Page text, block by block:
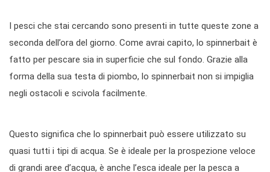
I pesci che stai cercando sono presenti in tutte queste zone a
seconda dell’ora del giorno. Come avrai capito, lo spinnerbait è
fatto per pescare sia in superficie che sul fondo. Grazie alla
forma della sua testa di piombo, lo spinnerbait non si impiglia
negli ostacoli e scivola facilmente.
Questo significa che lo spinnerbait può essere utilizzato su
quasi tutti i tipi di acqua. Se è ideale per la prospezione veloce
di grandi aree d’acqua, è anche l’esca ideale per la pesca a